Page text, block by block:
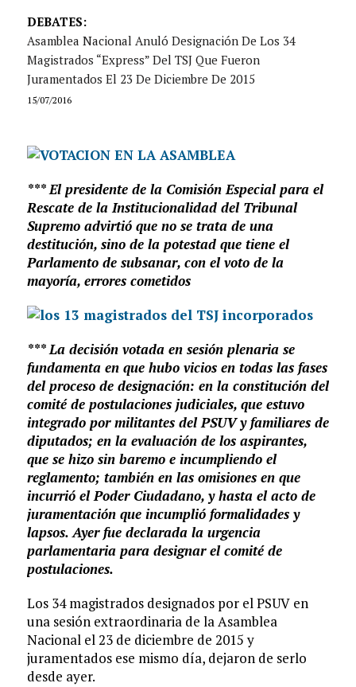
DEBATES:
Asamblea Nacional Anuló Designación De Los 34
Magistrados “express” Del TSJ Que Fueron
Juramentados El 23 De Diciembre De 2015
15/07/2016
*** El presidente de la Comisión Especial para el
Rescate de la Institucionalidad del Tribunal
Supremo advirtió que no se trata de una
destitución, sino de la potestad que tiene el
Parlamento de subsanar, con el voto de la
mayoría, errores cometidos
*** La decisión votada en sesión plenaria se
fundamenta en que hubo vicios en todas las fases
del proceso de designación: en la constitución del
comité de postulaciones judiciales, que estuvo
integrado por militantes del PSUV y familiares de
diputados; en la evaluación de los aspirantes,
que se hizo sin baremo e incumpliendo el
reglamento; también en las omisiones en que
incurrió el Poder Ciudadano, y hasta el acto de
juramentación que incumplió formalidades y
lapsos. Ayer fue declarada la urgencia
parlamentaria para designar el comité de
postulaciones.
Los 34 magistrados designados por el PSUV en
una sesión extraordinaria de la Asamblea
Nacional el 23 de diciembre de 2015 y
juramentados ese mismo día, dejaron de serlo
desde ayer.